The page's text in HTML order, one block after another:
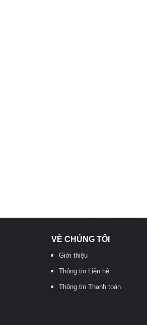
VỀ CHÚNG TÔI
Giới thiệu
Thông tin Liên hệ
Thông tin Thanh toán